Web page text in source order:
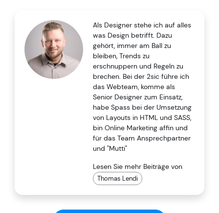
Als Designer stehe ich auf alles
was Design betrifft. Dazu
gehört, immer am Ball zu
bleiben, Trends zu
erschnuppern und Regeln zu
brechen. Bei der 2sic führe ich
das Webteam, komme als
Senior Designer zum Einsatz,
habe Spass bei der Umsetzung
von Layouts in HTML und SASS,
bin Online Marketing affin und
für das Team Ansprechpartner
und "Mutti"
Lesen Sie mehr Beiträge von
Thomas Lendi